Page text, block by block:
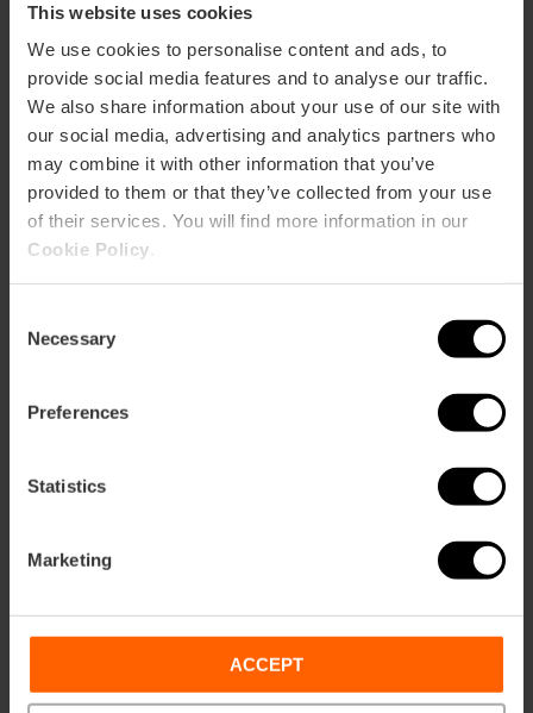
This website uses cookies
We use cookies to personalise content and ads, to
provide social media features and to analyse our traffic.
We also share information about your use of our site with
our social media, advertising and analytics partners who
may combine it with other information that you’ve
provided to them or that they’ve collected from your use
of their services. You will find more information in our
Cookie Policy
Selection
Necessary
Preferences
Statistics
Marketing
ACCEPT
Coca de gésier de cœur de veau et moelle rôtie aux
olives, avec lardons de côtelette maturée etbeurre
aux champignons et légumes au vinaigre.
CAMPANAR
C/ Rascanya, 16
ARAGÓN ET CIUDAD DE LAS CIENCIAS
Coca de s